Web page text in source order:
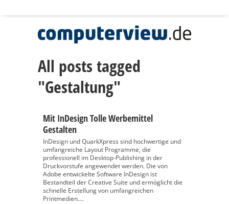
All posts tagged
"Gestaltung"
Mit InDesign Tolle Werbemittel
Gestalten
InDesign und QuarkXpress sind hochwertige und
umfangreiche Layout Programme, die
professionell im Desktop-Publishing in der
Druckvorstufe angewendet werden. Die von
Adobe entwickelte Software InDesign ist
Bestandteil der Creative Suite und ermöglicht die
schnelle Erstellung von umfangreichen
Printmedien....